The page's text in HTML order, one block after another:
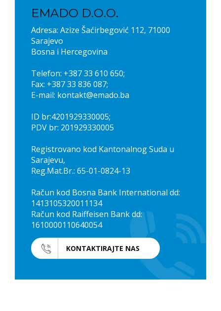
EMADO D.O.O.
Adresa: Azize Šaćirbegović 112, 71000
Sarajevo
Bosna i Hercegovina
Telefon: +387 33 610 650;
Fax: +387 33 836 087;
E-mail: kontakt@emado.ba
ID br:4201929330005;
PDV br: 201929330005
Registrovano kod Kantonalnog Suda u
Sarajevu,
Reg.Mat.Br.: 65-01-0824-13
Račun kod Bosna Bank International dd:
1413105320011134
Račun kod Raiffeisen Bank dd:
1610000110640054
KONTAKTIRAJTE NAS